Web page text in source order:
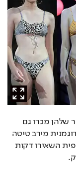
אלחימיסטר ובני התמידו עם המהלך, ובאתר שלהן מכרו גם
מידות גדולות. לאחרונה הן גם צירפו את הדוגמנית מירב טיטה
עשוש לקמפיין, ועל אף שאת התוצאה הסופית השאירו דקות